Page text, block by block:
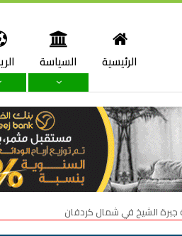
الرئيسية السياسة
جبرة الشيخ في شمال كردفان